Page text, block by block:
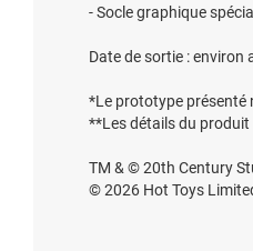
- Socle graphique
Date de sortie : environ
*Le prototype présenté
**Les détails du
TM & © 20th Century
© 2026 Hot Toys